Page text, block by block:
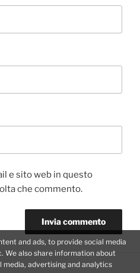
e sito web in questo
che commento.
and ads, to provide social media
We also share information about
advertising and analytics